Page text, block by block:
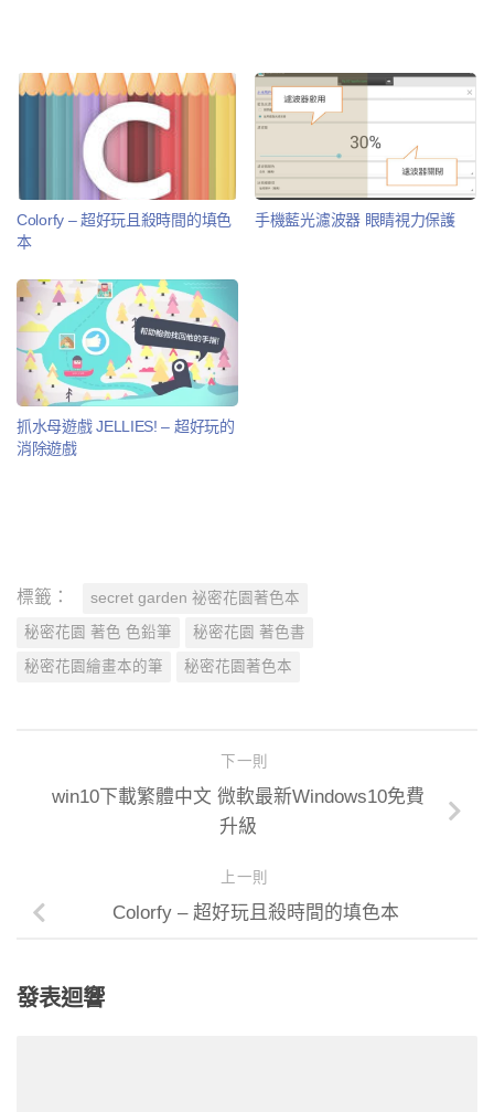
Colorfy – 超好玩且殺時間的填色
本
手機藍光濾波器 眼睛視力保護
抓水母遊戲 JELLIES! – 超好玩的
消除遊戲
標籤： secret garden 祕密花園著色本
秘密花園 著色 色鉛筆 秘密花園 著色書
秘密花園繪畫本的筆 秘密花園著色本
下一則
win10下載繁體中文 微軟最新Windows10免費
升級
上一則
Colorfy – 超好玩且殺時間的填色本
發表迴響